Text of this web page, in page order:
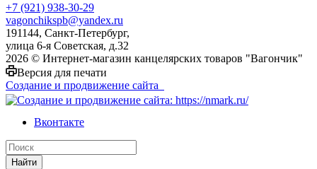
+7 (921) 938-30-29
vagonchikspb@yandex.ru
191144, Санкт-Петербург,
улица 6-я Советская, д.32
2026 © Интернет-магазин канцелярских товаров "Вагончик"
Версия для печати
Создание и продвижение сайта
Вконтакте
Найти